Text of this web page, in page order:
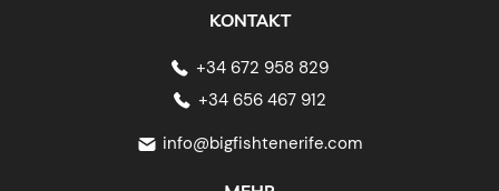
KONTAKT
+34 672 958 829
+34 656 467 912
info@bigfishtenerife.com